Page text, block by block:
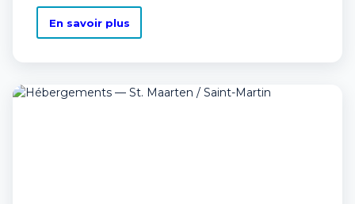
En savoir plus